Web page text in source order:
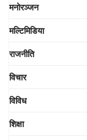
मनोरञ्जन
मल्टिमिडिया
राजनीति
विचार
विविध
शिक्षा